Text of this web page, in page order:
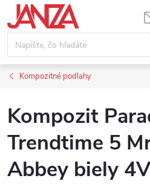
Prejsť na obsah
Kompozitné podlahy
Kompozit
Trendtime 5
Abbey biely 4V